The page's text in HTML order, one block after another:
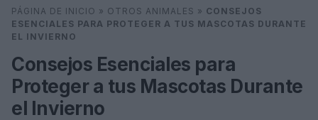
Buscar
PÁGINA DE INICIO » OTROS ANIMALES » CONSEJOS
ESENCIALES PARA PROTEGER A TUS MASCOTAS DURANTE
EL INVIERNO
Consejos Esenciales para
Proteger a tus Mascotas Durante
el Invierno